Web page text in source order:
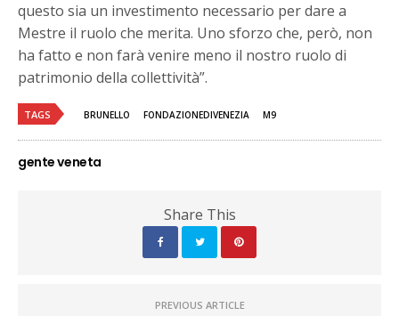
questo sia un investimento necessario per dare a
Mestre il ruolo che merita. Uno sforzo che, però, non
ha fatto e non farà venire meno il nostro ruolo di
patrimonio della collettività”.
TAGS BRUNELLO FONDAZIONEDIVENEZIA M9
gente veneta
Share This
PREVIOUS ARTICLE